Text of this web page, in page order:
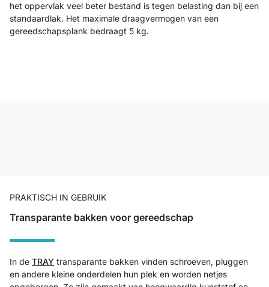
het oppervlak veel beter bestand is tegen belasting dan bij een
standaardlak. Het maximale draagvermogen van een
gereedschapsplank bedraagt 5 kg.
PRAKTISCH IN GEBRUIK
Transparante bakken voor gereedschap
In de TRAY transparante bakken vinden schroeven, pluggen
en andere kleine onderdelen hun plek en worden netjes